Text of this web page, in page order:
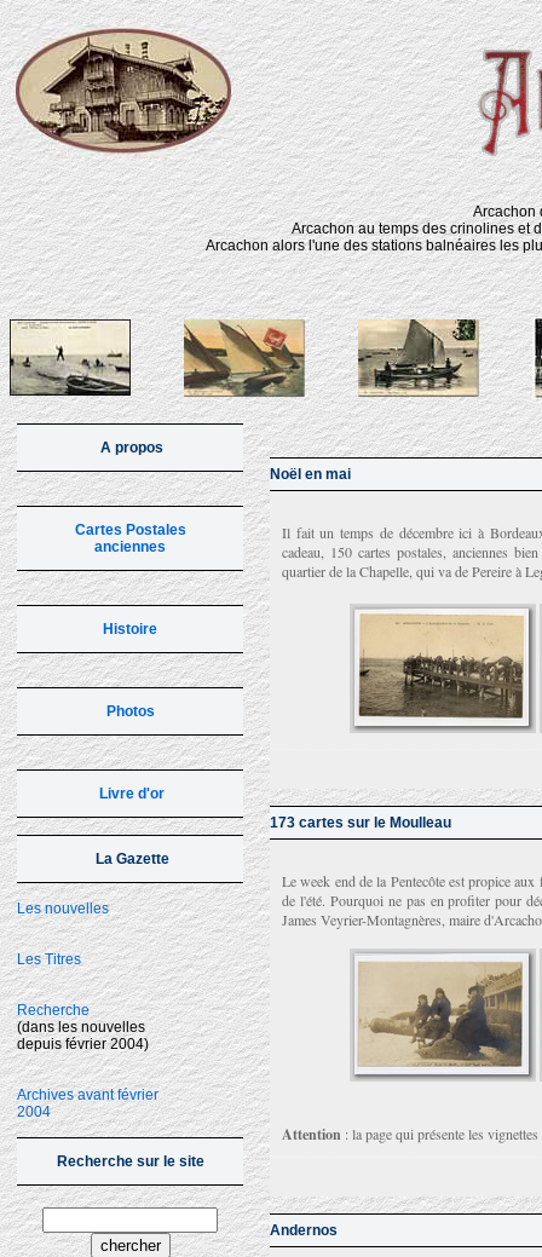
Arcachon
Arcachon au temps des crinolines et
Arcachon alors l'une des stations balnéaires les
A propos
Cartes Postales
anciennes
Histoire
Photos
Livre d'or
La Gazette
Les nouvelles
Les Titres
Recherche
(dans les nouvelles
depuis février 2004)
Archives avant février
2004
Recherche sur le site
Noël en mai
Il fait un temps de décembre ici à
cadeau, 150 cartes postales, anciennes
quartier de la Chapelle, qui va de Pereire à
173 cartes sur le Moulleau
Le week end de la Pentecôte est propice
de l'été. Pourquoi ne pas en profiter pour
James Veyrier-Montagnères, maire
Attention : la page qui présente les
Andernos